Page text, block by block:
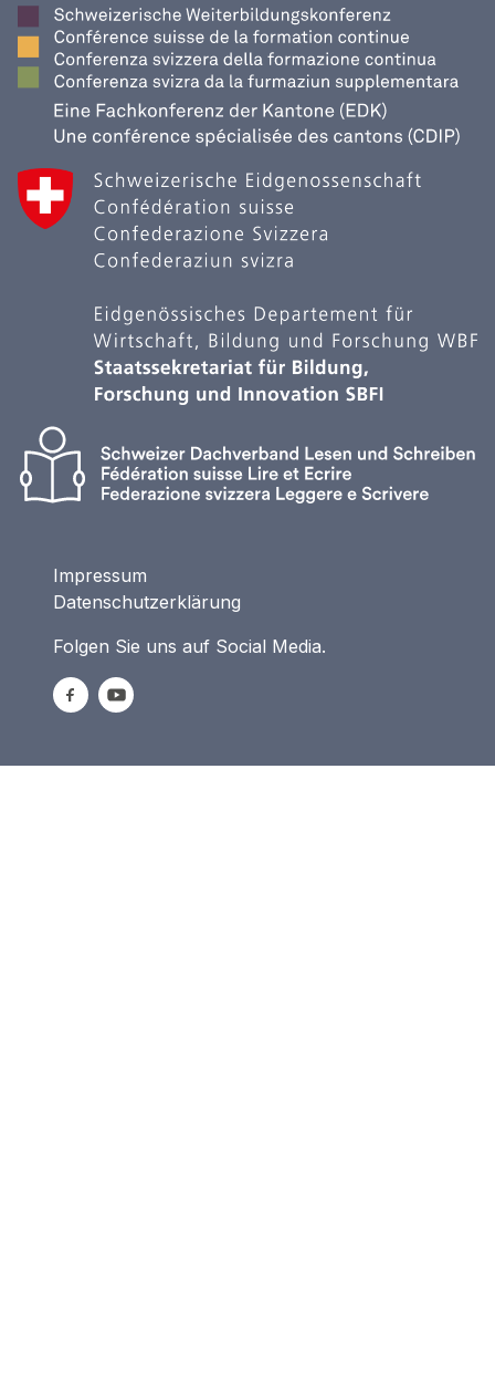
Impressum
Datenschutzerklärung
Folgen Sie uns auf Social Media.